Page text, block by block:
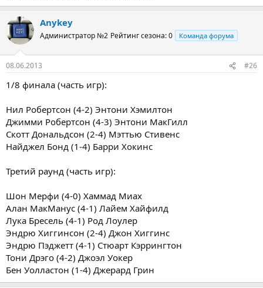
Anykey
Администратор №2 Рейтинг сезона: 0 Команда форума
08.06.2013 #26
1/8 финала (часть игр):
Нил Робертсон (4-2) Энтони Хэмилтон
Джимми Робертсон (4-3) Энтони МакГилл
Скотт Дональдсон (2-4) Мэттью Стивенс
Найджел Бонд (1-4) Барри Хокинс
Третий раунд (часть игр):
Шон Мерфи (4-0) Хаммад Миах
Алан МакМанус (4-1) Лайем Хайфилд
Лука Бресель (4-1) Род Лоулер
Эндрю Хиггинсон (2-4) Джон Хиггинс
Эндрю Пэджетт (4-1) Стюарт Кэррингтон
Тони Дрэго (4-2) Джоэл Уокер
Бен Уолластон (1-4) Джерард Грин